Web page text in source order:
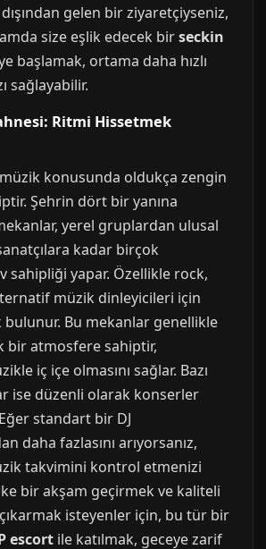
dışından gelen bir ziyaretçiyseniz,
size eşlik edecek birseckin
başlamak, ortama daha hızlı
sağlayabilir.
Ritmi Hissetmek
müzik konusunda oldukça zengin
Şehrin dört bir yanına
yerel gruplardan ulusal
kadar birçok
sahipliği yapar. Özellikle rock,
müzik dinleyicileri için
bulunur. Bu mekanlar genellikle
bir atmosfere sahiptir,
iç içe olmasını sağlar. Bazı
ise düzenli olarak konserler
standart bir DJ
daha fazlasını arıyorsanız,
takvimini kontrol etmenizi
bir akşam geçirmek ve kaliteli
isteyenler için, bu tür bir
escort ile katılmak, geceye zarif